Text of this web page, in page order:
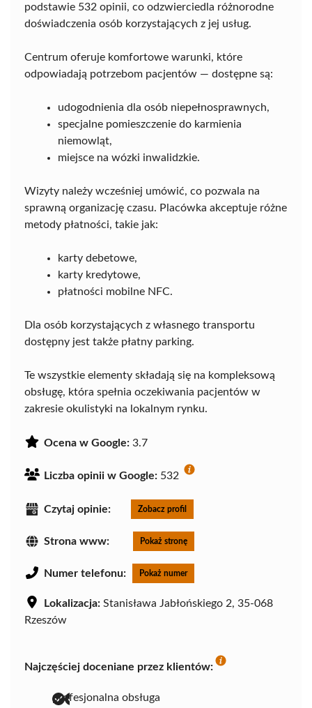
podstawie 532 opinii, co odzwierciedla różnorodne
doświadczenia osób korzystających z jej usług.
Centrum oferuje komfortowe warunki, które
odpowiadają potrzebom pacjentów — dostępne są:
udogodnienia dla osób niepełnosprawnych,
specjalne pomieszczenie do karmienia
niemowląt,
miejsce na wózki inwalidzkie.
Wizyty należy wcześniej umówić, co pozwala na
sprawną organizację czasu. Placówka akceptuje różne
metody płatności, takie jak:
karty debetowe,
karty kredytowe,
płatności mobilne NFC.
Dla osób korzystających z własnego transportu
dostępny jest także płatny parking.
Te wszystkie elementy składają się na kompleksową
obsługę, która spełnia oczekiwania pacjentów w
zakresie okulistyki na lokalnym rynku.
Ocena w Google: 3.7
Liczba opinii w Google: 532
Czytaj opinie: Zobacz profil
Strona www: Pokaż stronę
Numer telefonu: Pokaż numer
Lokalizacja: Stanisława Jabłońskiego 2, 35-068
Rzeszów
Najczęściej doceniane przez klientów:
profesjonalna obsługa